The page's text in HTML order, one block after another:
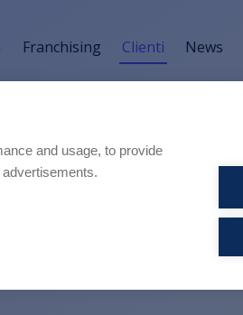
and usage, to provide
Franchising Clienti News